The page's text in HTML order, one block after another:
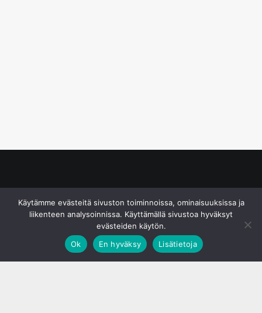
Käytämme evästeitä sivuston toiminnoissa, ominaisuuksissa ja
liikenteen analysoinnissa. Käyttämällä sivustoa hyväksyt
evästeiden käytön.
Ok
En hyväksy Lisätietoja